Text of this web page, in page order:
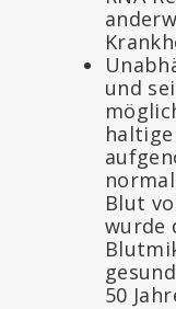
und
Blut
wurde
50